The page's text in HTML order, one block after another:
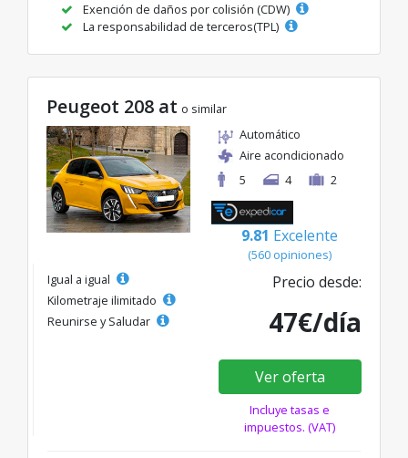
Exención de daños por colisión (CDW)
La responsabilidad de terceros(TPL)
Peugeot 208 at o similar
Automático
Aire acondicionado
5
4 2
9.81 Excelente
(560 opiniones)
Igual a igual
Kilometraje ilimitado
Reunirse y Saludar
Precio desde:
47€/día
Ver oferta
Incluye tasas e
impuestos. (VAT)